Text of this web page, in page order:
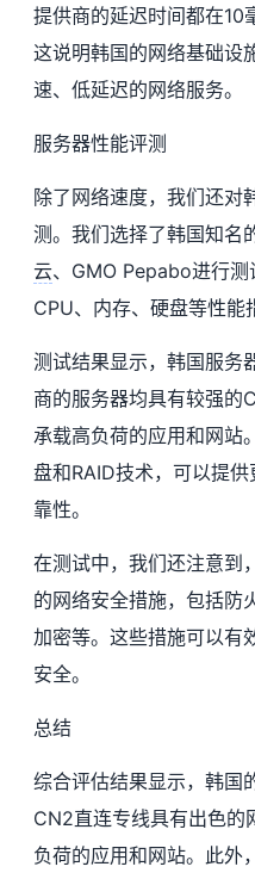
提供商的延迟时间都在10
这说明韩国的网络基础设
速、低延迟的网络服务。
服务器性能评测
除了网络速度，我们还对
测。我们选择了韩国知名
云、GMO Pepabo进行
CPU、内存、硬盘等性能
测试结果显示，韩国服务
商的服务器均具有较强的
承载高负荷的应用和网站
盘和RAID技术，可以提
靠性。
在测试中，我们还注意到
的网络安全措施，包括防
加密等。这些措施可以有
安全。
总结
综合评估结果显示，韩国
CN2直连专线具有出色的
负荷的应用和网站。此外